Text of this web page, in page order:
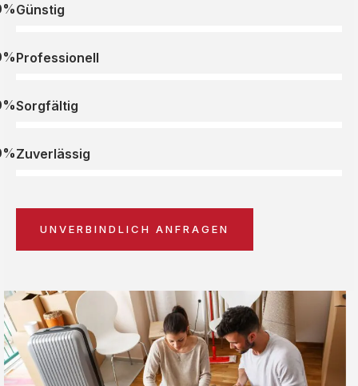
Günstig
Professionell
Sorgfältig
Zuverlässig
UNVERBINDLICH ANFRAGEN